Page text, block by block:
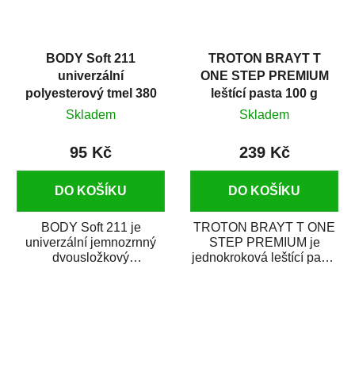
BODY Soft 211
univerzální
polyesterový tmel 380
g
Skladem
95 Kč
DO KOŠÍKU
BODY Soft 211 je
univerzální jemnozrnný
dvousložkový
TROTON BRAYT T
ONE STEP PREMIUM
leštící pasta 100 g
Skladem
239 Kč
DO KOŠÍKU
TROTON BRAYT T ONE
STEP PREMIUM je
jednokroková leštící pasta